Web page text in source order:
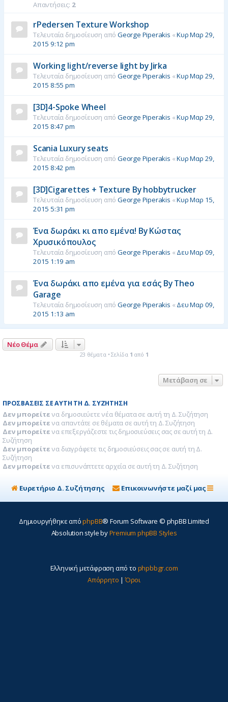
Απαντήσεις: 2
rPedersen Texture Workshop
Τελευταία δημοσίευση απόGeorge Piperakis «Κυρ Μαρ 29,
2015 9:12 pm
Working light/reverse light by Jirka
Τελευταία δημοσίευση απόGeorge Piperakis «Κυρ Μαρ 29,
2015 8:55 pm
[3D]4-Spoke Wheel
Τελευταία δημοσίευση απόGeorge Piperakis «Κυρ Μαρ 29,
2015 8:47 pm
Scania Luxury seats
Τελευταία δημοσίευση απόGeorge Piperakis «Κυρ Μαρ 29,
2015 8:42 pm
[3D]Cigarettes + Texture By hobbytrucker
Τελευταία δημοσίευση απόGeorge Piperakis «Κυρ Μαρ 15,
2015 5:31 pm
Ένα δωράκι κι απο εμένα! By Κώστας
Χρυσικόπουλος
Τελευταία δημοσίευση απόGeorge Piperakis « Δευ Μαρ 09,
2015 1:19 am
Ένα δωράκι απο εμένα για εσάς By Theo
Garage
Τελευταία δημοσίευση απόGeorge Piperakis « Δευ Μαρ 09,
2015 1:13 am
Νέο Θέμα
23 θέματα • Σελίδα 1 από 1
Μετάβαση σε
ΠΡΟΣΒΆΣΕΙΣ ΣΕ ΑΥΤΉ ΤΗ Δ. ΣΥΖΉΤΗΣΗ
Δεν μπορείτενα δημοσιεύετε νέα θέματα σε αυτή τη Δ. Συζήτηση
Δεν μπορείτενα απαντάτε σε θέματα σε αυτή τη Δ. Συζήτηση
Δεν μπορείτενα επεξεργάζεστε τις δημοσιεύσεις σας σε αυτή τη Δ.
Συζήτηση
Δεν μπορείτενα διαγράφετε τις δημοσιεύσεις σας σε αυτή τη Δ.
Συζήτηση
Δεν μπορείτενα επισυνάπτετε αρχεία σε αυτή τη Δ. Συζήτηση
Ευρετήριο Δ. Συζήτησης Επικοινωνήστε μαζί μας
Δημιουργήθηκε απόphpBB® Forum Software © phpBB Limited
Absolution style byPremium phpBB Styles
Ελληνική μετάφραση από το phpbbgr.com
Απόρρητο |Όροι